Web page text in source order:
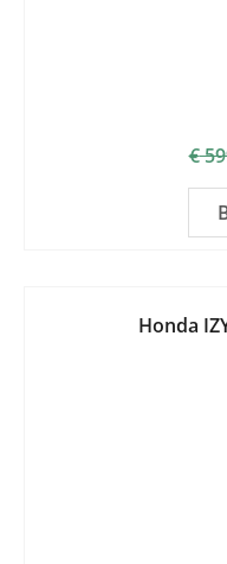
€
Honda